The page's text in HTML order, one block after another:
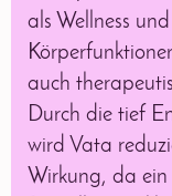
als Wellness
auch
Durch die tief
wird Vata
Wirkung, da